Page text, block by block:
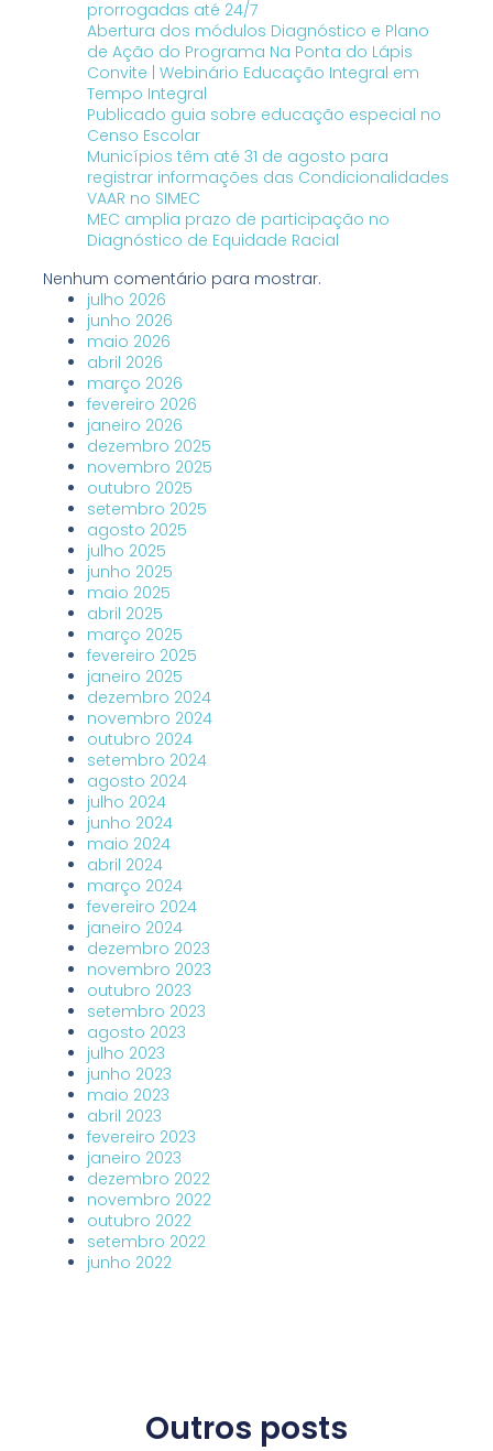
prorrogadas até 24/7
Abertura dos módulos Diagnóstico e Plano
de Ação do Programa Na Ponta do Lápis
Convite | Webinário Educação Integral em
Tempo Integral
Publicado guia sobre educação especial no
Censo Escolar
Municípios têm até 31 de agosto para
registrar informações das Condicionalidades
VAAR no SIMEC
MEC amplia prazo de participação no
Diagnóstico de Equidade Racial
Nenhum comentário para mostrar.
julho 2026
junho 2026
maio 2026
abril 2026
março 2026
fevereiro 2026
janeiro 2026
dezembro 2025
novembro 2025
outubro 2025
setembro 2025
agosto 2025
julho 2025
junho 2025
maio 2025
abril 2025
março 2025
fevereiro 2025
janeiro 2025
dezembro 2024
novembro 2024
outubro 2024
setembro 2024
agosto 2024
julho 2024
junho 2024
maio 2024
abril 2024
março 2024
fevereiro 2024
janeiro 2024
dezembro 2023
novembro 2023
outubro 2023
setembro 2023
agosto 2023
julho 2023
junho 2023
maio 2023
abril 2023
fevereiro 2023
janeiro 2023
dezembro 2022
novembro 2022
outubro 2022
setembro 2022
junho 2022
Outros posts